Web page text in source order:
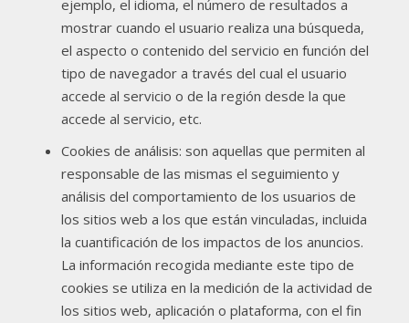
ejemplo, el idioma, el número de resultados a
mostrar cuando el usuario realiza una búsqueda,
el aspecto o contenido del servicio en función del
tipo de navegador a través del cual el usuario
accede al servicio o de la región desde la que
accede al servicio, etc.
Cookies de análisis: son aquellas que permiten al
responsable de las mismas el seguimiento y
análisis del comportamiento de los usuarios de
los sitios web a los que están vinculadas, incluida
la cuantificación de los impactos de los anuncios.
La información recogida mediante este tipo de
cookies se utiliza en la medición de la actividad de
los sitios web, aplicación o plataforma, con el fin